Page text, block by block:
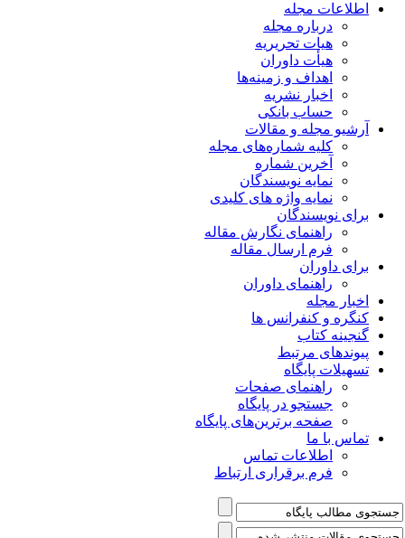
اطلاعات مجله
درباره مجله
هیات تحریریه
هیأت داوران
اهداف و زمینه‌ها
اخبار نشریه
حساب بانکی
آرشیو مجله و مقالات
کلیه شماره‌های مجله
آخرین شماره
نمایه نویسندگان
نمایه واژه های کلیدی
برای نویسندگان
راهنمای نگارش مقاله
فرم ارسال مقاله
برای داوران
راهنمای داوران
اخبار مجله
کنگره و کنفرانس ها
گنجینه کتاب
پیوندهای مرتبط
تسهیلات پایگاه
راهنمای صفحات
جستجو در پایگاه
صفحه برترین‌های پایگاه
تماس با ما
اطلاعات تماس
فرم برقراری ارتباط